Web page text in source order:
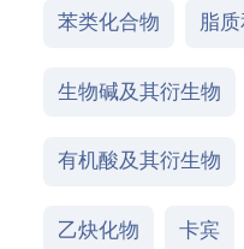
苯类化合物 脂
生物碱及其衍生物
有机酸及其衍生物
乙炔化物 卡宾